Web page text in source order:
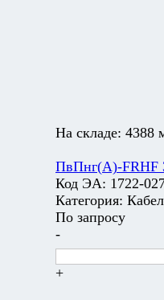
На складе: 4388
ПвПнг(А)-FRHF
Код ЭА: 1722-
Категория:
По запросу
-
+